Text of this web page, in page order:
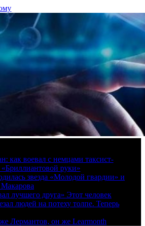
как воевал с немцами таксист-
руки»
звезда «Молодой гвардии» и
лучшего друга» Этот человек
людей на потеху толпе. Теперь
Лермантов, он же Learmonth